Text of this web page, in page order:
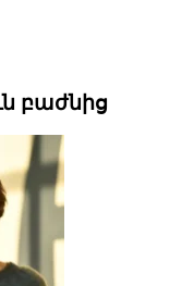
բաժնից